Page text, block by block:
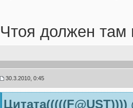
Чтоя должен там
30.3.2010, 0:45